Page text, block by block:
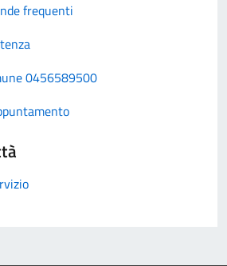
frequenti
0456589500